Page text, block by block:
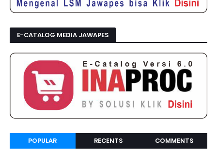
E-CATALOG MEDIA JAWAPES
POPULAR RECENTS COMMENTS